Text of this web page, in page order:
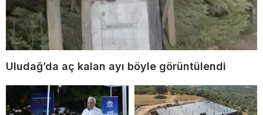
Uludağ’da aç kalan ayı böyle görüntülendi